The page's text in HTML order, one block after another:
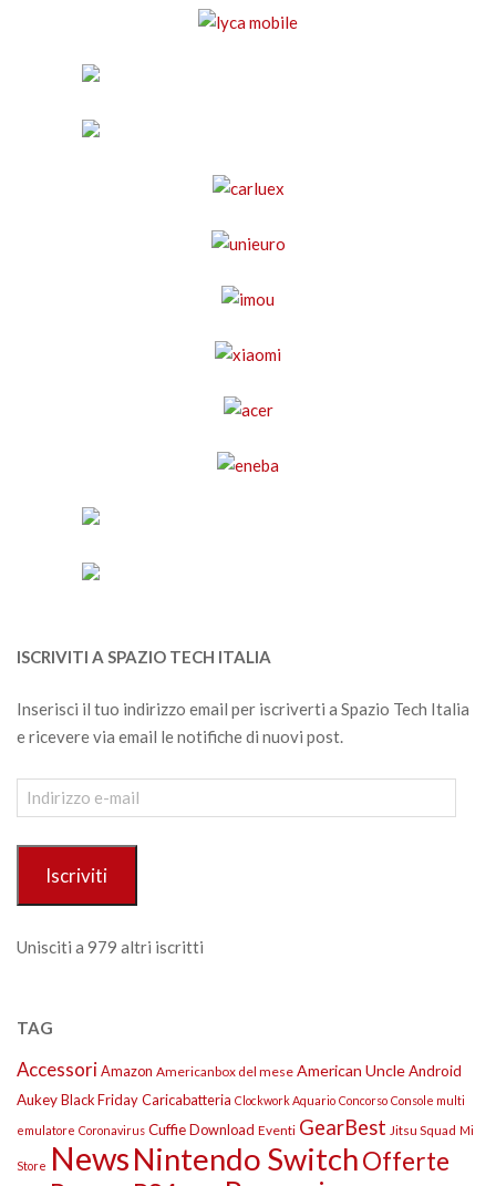
ISCRIVITI A SPAZIO TECH ITALIA
Inserisci il tuo indirizzo email per iscriverti a Spazio Tech Italia
e ricevere via email le notifiche di nuovi post.
Indirizzo
e-
Iscriviti
Unisciti a 979 altri iscritti
TAG
AccessoriAmazon Americanbox del mese American UncleAndroid
AukeyBlack FridayCaricabatteria Clockwork Aquario Concorso Console multi
emulatore Coronavirus CuffieDownload Eventi GearBest Jitsu Squad Mi
Store NewsNintendo SwitchOfferte